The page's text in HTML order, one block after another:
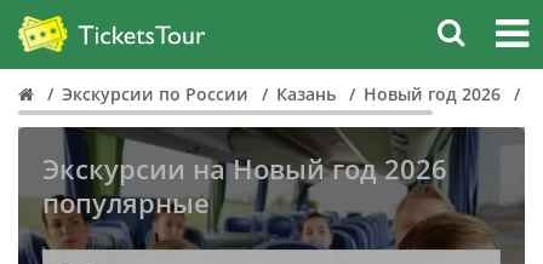
Экскурсии по России Казань Новый год 2026
Экскурсии на Новый год 2026
популярные